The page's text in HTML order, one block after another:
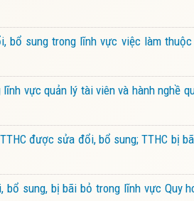
bổ sung trong lĩnh vực việc làm
vực quản lý tài viên và hành nghề
được sửa đổi, bổ sung; TTHC bị
sung, bị bãi bỏ trong lĩnh vực Quy